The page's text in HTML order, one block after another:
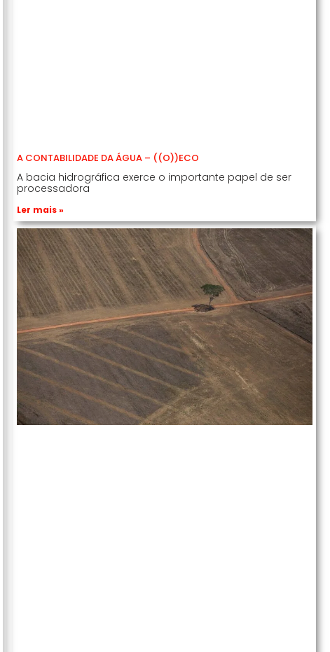
A CONTABILIDADE DA ÁGUA – ((O))ECO
A bacia hidrográfica exerce o importante papel de ser
processadora
Ler mais »